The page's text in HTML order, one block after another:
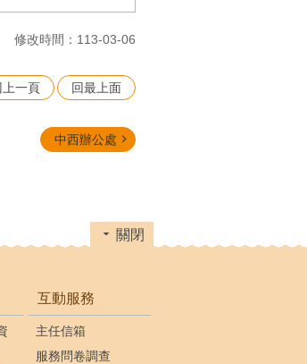
修改時間：113-03-06
上一頁 回最上面
中西辦公處
關閉
互動服務
主任信箱
服務問卷調查